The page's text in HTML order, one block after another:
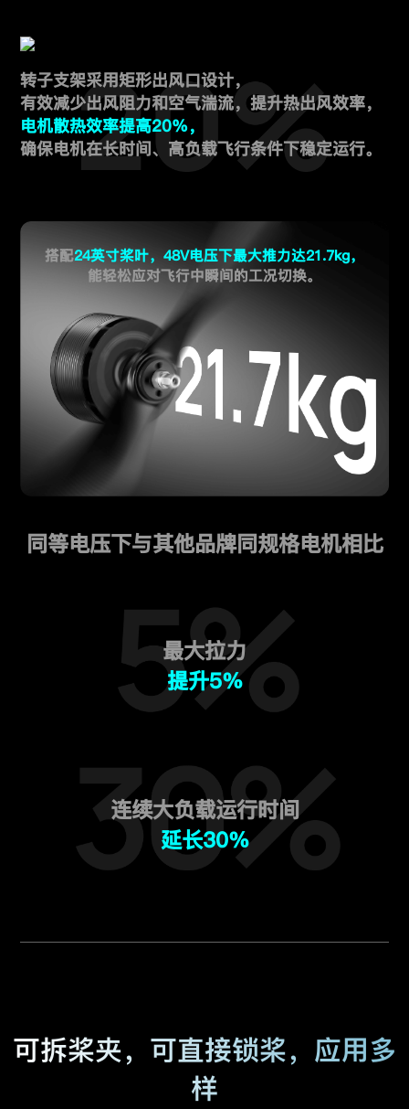
转子支架采用矩形出风口设计，
有效减少出风阻力和空气湍流，提升热出风效率，
电机散热效率提高20%，
确保电机在长时间、高负载飞行条件下稳定运行。
搭配24英寸桨叶，48V电压下最大推力达21.7kg，
能轻松应对飞行中瞬间的工况切换。
同等电压下与其他品牌同规格电机相比
最大拉力
提升5%
连续大负载运行时间
延长30%
可拆桨夹，可直接锁桨，应用多
样